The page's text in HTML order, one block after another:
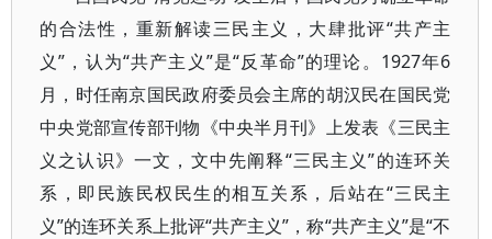
的合法性，重新解读三民主义，大肆批评“共产主
义”，认为“共产主义”是“反革命”的理论。1927年6
月，时任南京国民政府委员会主席的胡汉民在国民党
中央党部宣传部刊物《中央半月刊》上发表《三民主
义之认识》一文，文中先阐释“三民主义”的连环关
系，即民族民权民生的相互关系，后站在“三民主
义”的连环关系上批评“共产主义”，称“共产主义”是“不